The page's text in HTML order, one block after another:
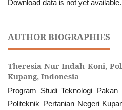
Download data is not yet available.
AUTHOR BIOGRAPHIES
Theresia Nur Indah Koni,
Kupang, Indonesia
Program Studi Teknologi
Politeknik Pertanian Negeri